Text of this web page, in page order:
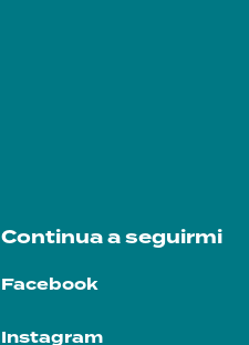
Continua a seguirmi
Facebook
Instagram